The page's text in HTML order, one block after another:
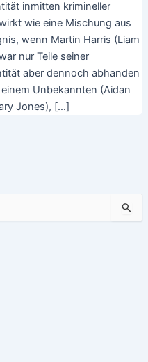
inmitten krimineller
wie eine Mischung aus
wenn Martin Harris (Liam
nur Teile seiner
aber dennoch abhanden
Unbekannten (Aidan
Jones), […]